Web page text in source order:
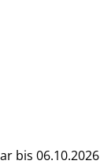
bis 06.10.2026